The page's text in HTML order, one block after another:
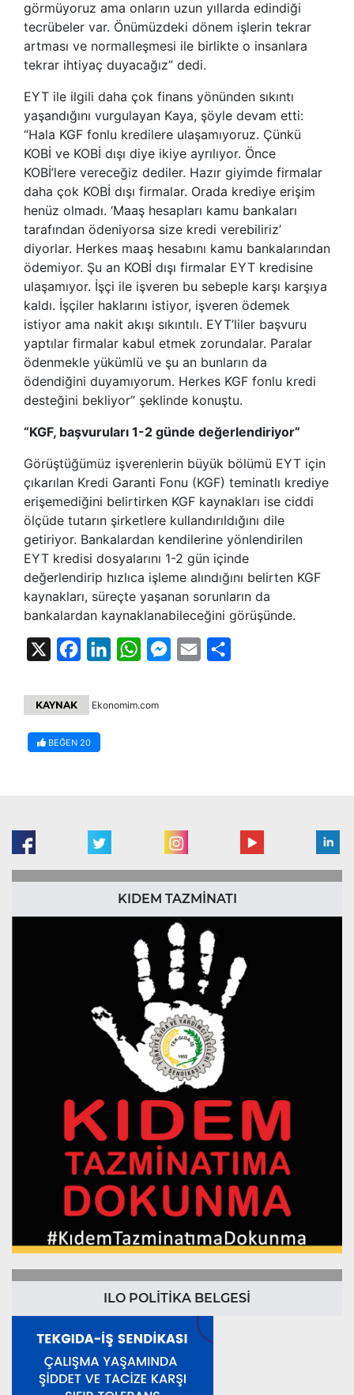
görmüyoruz ama onların uzun yıllarda edindiği
tecrübeler var. Önümüzdeki dönem işlerin tekrar
artması ve normalleşmesi ile birlikte o insanlara
tekrar ihtiyaç duyacağız” dedi.
EYT ile ilgili daha çok finans yönünden sıkıntı
yaşandığını vurgulayan Kaya, şöyle devam etti:
“Hala KGF fonlu kredilere ulaşamıyoruz. Çünkü
KOBİ ve KOBİ dışı diye ikiye ayrılıyor. Önce
KOBİ’lere vereceğiz dediler. Hazır giyimde firmalar
daha çok KOBİ dışı firmalar. Orada krediye erişim
henüz olmadı. ‘Maaş hesapları kamu bankaları
tarafından ödeniyorsa size kredi verebiliriz’
diyorlar. Herkes maaş hesabını kamu bankalarından
ödemiyor. Şu an KOBİ dışı firmalar EYT kredisine
ulaşamıyor. İşçi ile işveren bu sebeple karşı karşıya
kaldı. İşçiler haklarını istiyor, işveren ödemek
istiyor ama nakit akışı sıkıntılı. EYT’liler başvuru
yaptılar firmalar kabul etmek zorundalar. Paralar
ödenmekle yükümlü ve şu an bunların da
ödendiğini duyamıyorum. Herkes KGF fonlu kredi
desteğini bekliyor” şeklinde konuştu.
“KGF, başvuruları 1-2 günde değerlendiriyor”
Görüştüğümüz işverenlerin büyük bölümü EYT için
çıkarılan Kredi Garanti Fonu (KGF) teminatlı krediye
erişemediğini belirtirken KGF kaynakları ise ciddi
ölçüde tutarın şirketlere kullandırıldığını dile
getiriyor. Bankalardan kendilerine yönlendirilen
EYT kredisi dosyalarını 1-2 gün içinde
değerlendirip hızlıca işleme alındığını belirten KGF
kaynakları, süreçte yaşanan sorunların da
bankalardan kaynaklanabileceğini görüşünde.
FacebookLinkedInWhatsAppMessenger
Email
KAYNAK Ekonomim.com
BEĞEN 20
KIDEM TAZMİNATI
ILO POLİTİKA BELGESİ